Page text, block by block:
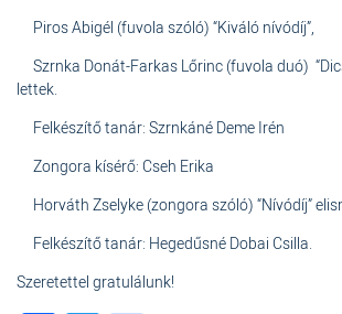
Piros Abigél (fuvola szóló) “Kiváló nívódíj”,
Szrnka Donát-Farkas Lőrinc (fuvola duó)
lettek.
Felkészítő tanár: Szrnkáné Deme Irén
Zongora kísérő: Cseh Erika
Horváth Zselyke (zongora szóló) “Nívódíj”
Felkészítő tanár: Hegedűsné Dobai Csilla.
Szeretettel gratulálunk!